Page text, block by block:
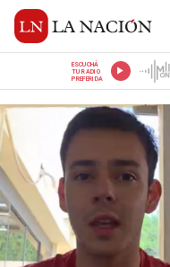
ESCUCHÁ
TU RADIO
PREFERIDA